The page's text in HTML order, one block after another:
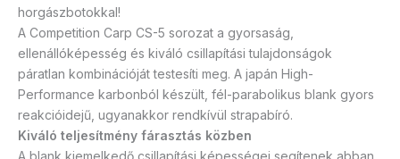
horgászbotokkal!
A Competition Carp CS-5 sorozat a gyorsaság,
ellenállóképesség és kiváló csillapítási tulajdonságok
páratlan kombinációját testesíti meg. A japán High-
Performance karbonból készült, fél-parabolikus blank gyors
reakcióidejű, ugyanakkor rendkívül strapabíró.
Kiváló teljesítmény fárasztás közben
A blank kiemelkedő csillapítási képességei segítenek abban,